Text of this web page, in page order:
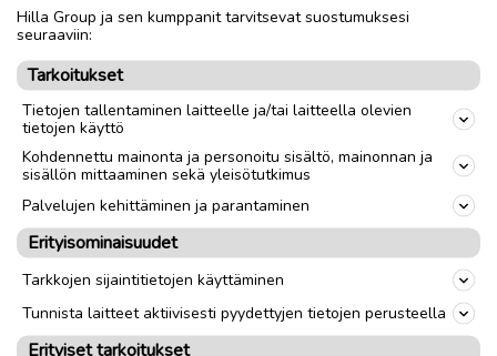
Takaisin ylös
Hilla Group Oyj
Rantakatu 10 / PL 45
67101 Kokkola
Puh: 020 750 4469
Hilla Group ja sen kumppanit tarvitsevat suostumuksesi
seuraaviin:
Tarkoitukset
Tietojen tallentaminen laitteelle ja/tai laitteella olevien
tietojen käyttö
Kohdennettu mainonta ja personoitu sisältö, mainonnan ja
sisällön mittaaminen sekä yleisötutkimus
Palvelujen kehittäminen ja parantaminen
Erityisominaisuudet
Tarkkojen sijaintitietojen käyttäminen
Tunnista laitteet aktiivisesti pyydettyjen tietojen perusteella
Erityiset tarkoitukset